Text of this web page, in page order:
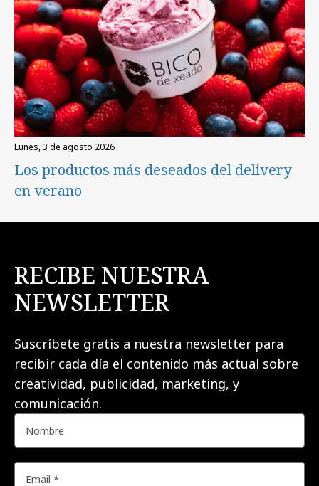
lunes, 3 de agosto 2026
Los productos más deseados del delivery
en verano
RECIBE NUESTRA
NEWSLETTER
Suscríbete gratis a nuestra newsletter para
recibir cada día el contenido más actual sobre
creatividad, publicidad, marketing, y
comunicación.